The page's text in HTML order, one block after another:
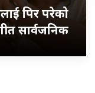
पिर परेको
सार्वजनिक